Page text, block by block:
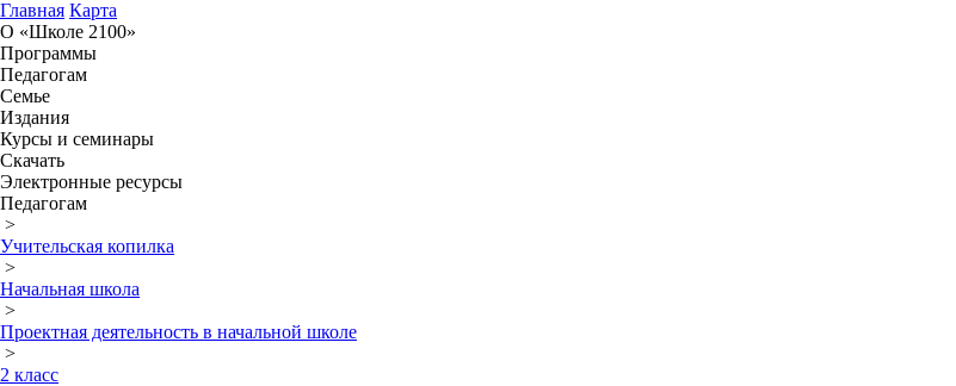
Главная Карта
О «Школе 2100»
Программы
Педагогам
Семье
Издания
Курсы и семинары
Скачать
Электронные ресурсы
Педагогам
>
Учительская копилка
>
Начальная школа
>
Проектная деятельность в начальной школе
>
2 класс